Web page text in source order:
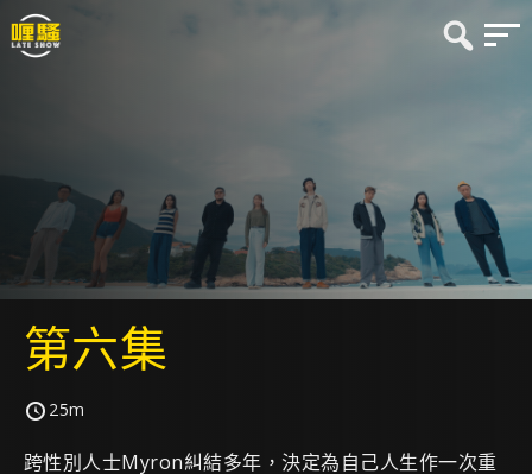
第六集
25m
跨性別人士Myron糾結多年，決定為自己人生作一次重